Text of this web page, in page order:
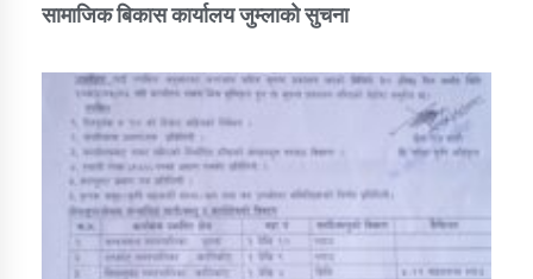
सामाजिक बिकास कार्यालय जुम्लाकाे सुचना